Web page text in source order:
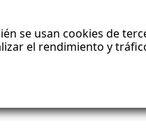
se usan cookies de
el rendimiento y